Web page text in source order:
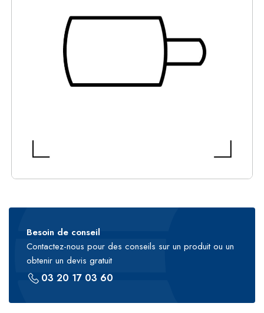
Besoin de conseil
Contactez-nous pour des conseils sur un produit ou un
obtenir un devis gratuit
03 20 17 03 60